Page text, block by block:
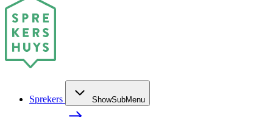
Sprekers ShowSubMenu